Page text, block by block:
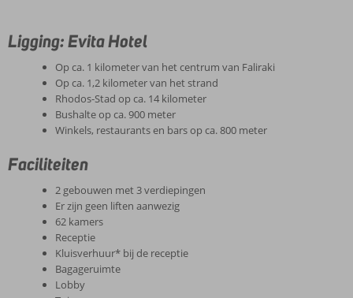
Ligging: Evita Hotel
Op ca. 1 kilometer van het centrum van Faliraki
Op ca. 1,2 kilometer van het strand
Rhodos-Stad op ca. 14 kilometer
Bushalte op ca. 900 meter
Winkels, restaurants en bars op ca. 800 meter
Faciliteiten
2 gebouwen met 3 verdiepingen
Er zijn geen liften aanwezig
62 kamers
Receptie
Kluisverhuur* bij de receptie
Bagageruimte
Lobby